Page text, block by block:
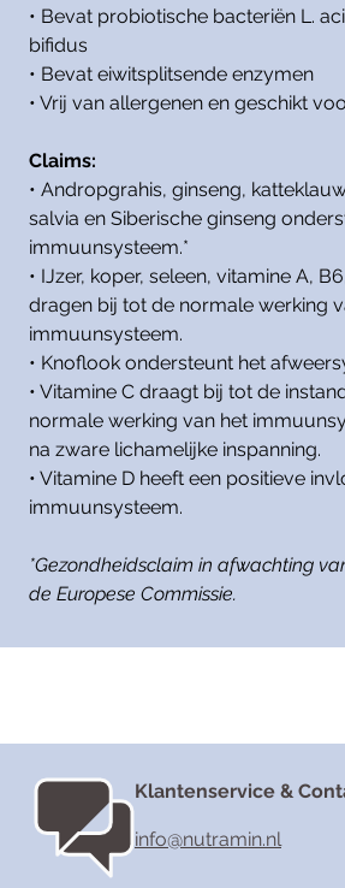
• Bevat probiotische bacteriën L.
bifidus
• Bevat eiwitsplitsende enzymen
• Vrij van allergenen en geschikt
Claims:
• Andropgrahis, ginseng,
salvia en Siberische ginseng
immuunsysteem.*
• IJzer, koper, seleen, vitamine A,
dragen bij tot de normale werking
immuunsysteem.
• Knoflook ondersteunt het
• Vitamine C draagt bij tot de
normale werking van het
na zware lichamelijke inspanning.
• Vitamine D heeft een positieve
immuunsysteem.
*Gezondheidsclaim in afwachting
de Europese Commissie.
Klantenservice &
info@nutramin.nl